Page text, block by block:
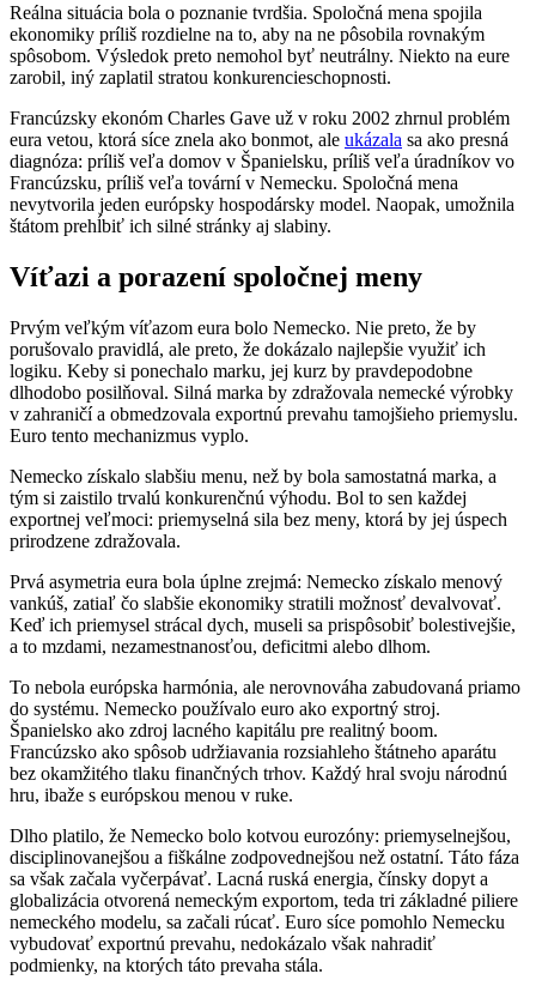
Reálna situácia bola o poznanie tvrdšia. Spoločná mena spojila
ekonomiky príliš rozdielne na to, aby na ne pôsobila rovnakým
spôsobom. Výsledok preto nemohol byť neutrálny. Niekto na eure
zarobil, iný zaplatil stratou konkurencieschopnosti.
Francúzsky ekonóm Charles Gave už v roku 2002 zhrnul problém
eura vetou, ktorá síce znela ako bonmot, ale ukázala sa ako presná
diagnóza: príliš veľa domov v Španielsku, príliš veľa úradníkov vo
Francúzsku, príliš veľa tovární v Nemecku. Spoločná mena
nevytvorila jeden európsky hospodársky model. Naopak, umožnila
štátom prehĺbiť ich silné stránky aj slabiny.
Víťazi a porazení spoločnej meny
Prvým veľkým víťazom eura bolo Nemecko. Nie preto, že by
porušovalo pravidlá, ale preto, že dokázalo najlepšie využiť ich
logiku. Keby si ponechalo marku, jej kurz by pravdepodobne
dlhodobo posilňoval. Silná marka by zdražovala nemecké výrobky
v zahraničí a obmedzovala exportnú prevahu tamojšieho priemyslu.
Euro tento mechanizmus vyplo.
Nemecko získalo slabšiu menu, než by bola samostatná marka, a
tým si zaistilo trvalú konkurenčnú výhodu. Bol to sen každej
exportnej veľmoci: priemyselná sila bez meny, ktorá by jej úspech
prirodzene zdražovala.
Prvá asymetria eura bola úplne zrejmá: Nemecko získalo menový
vankúš, zatiaľ čo slabšie ekonomiky stratili možnosť devalvovať.
Keď ich priemysel strácal dych, museli sa prispôsobiť bolestivejšie,
a to mzdami, nezamestnanosťou, deficitmi alebo dlhom.
To nebola európska harmónia, ale nerovnováha zabudovaná priamo
do systému. Nemecko používalo euro ako exportný stroj.
Španielsko ako zdroj lacného kapitálu pre realitný boom.
Francúzsko ako spôsob udržiavania rozsiahleho štátneho aparátu
bez okamžitého tlaku finančných trhov. Každý hral svoju národnú
hru, ibaže s európskou menou v ruke.
Dlho platilo, že Nemecko bolo kotvou eurozóny: priemyselnejšou,
disciplinovanejšou a fiškálne zodpovednejšou než ostatní. Táto fáza
sa však začala vyčerpávať. Lacná ruská energia, čínsky dopyt a
globalizácia otvorená nemeckým exportom, teda tri základné piliere
nemeckého modelu, sa začali rúcať. Euro síce pomohlo Nemecku
vybudovať exportnú prevahu, nedokázalo však nahradiť
podmienky, na ktorých táto prevaha stála.